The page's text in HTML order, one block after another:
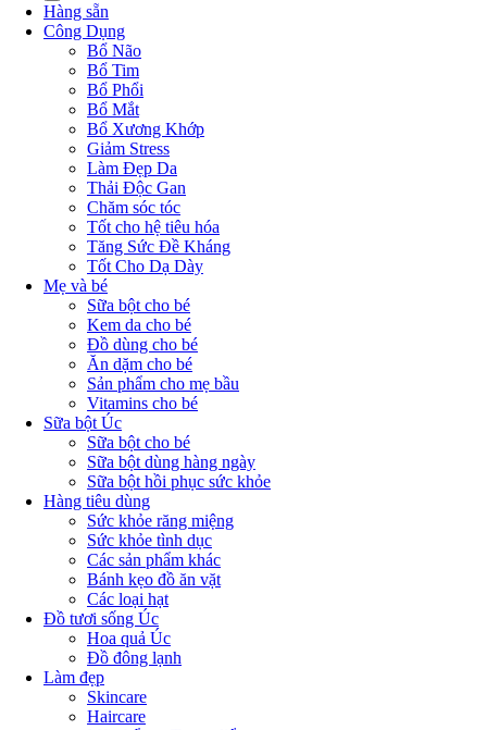
Hàng sẵn
Công Dụng
Bổ Não
Bổ Tim
Bổ Phổi
Bổ Mắt
Bổ Xương Khớp
Giảm Stress
Làm Đẹp Da
Thải Độc Gan
Chăm sóc tóc
Tốt cho hệ tiêu hóa
Tăng Sức Đề Kháng
Tốt Cho Dạ Dày
Mẹ và bé
Sữa bột cho bé
Kem da cho bé
Đồ dùng cho bé
Ăn dặm cho bé
Sản phẩm cho mẹ bầu
Vitamins cho bé
Sữa bột Úc
Sữa bột cho bé
Sữa bột dùng hàng ngày
Sữa bột hồi phục sức khỏe
Hàng tiêu dùng
Sức khỏe răng miệng
Sức khỏe tình dục
Các sản phẩm khác
Bánh kẹo đồ ăn vặt
Các loại hạt
Đồ tươi sống Úc
Hoa quả Úc
Đồ đông lạnh
Làm đẹp
Skincare
Haircare